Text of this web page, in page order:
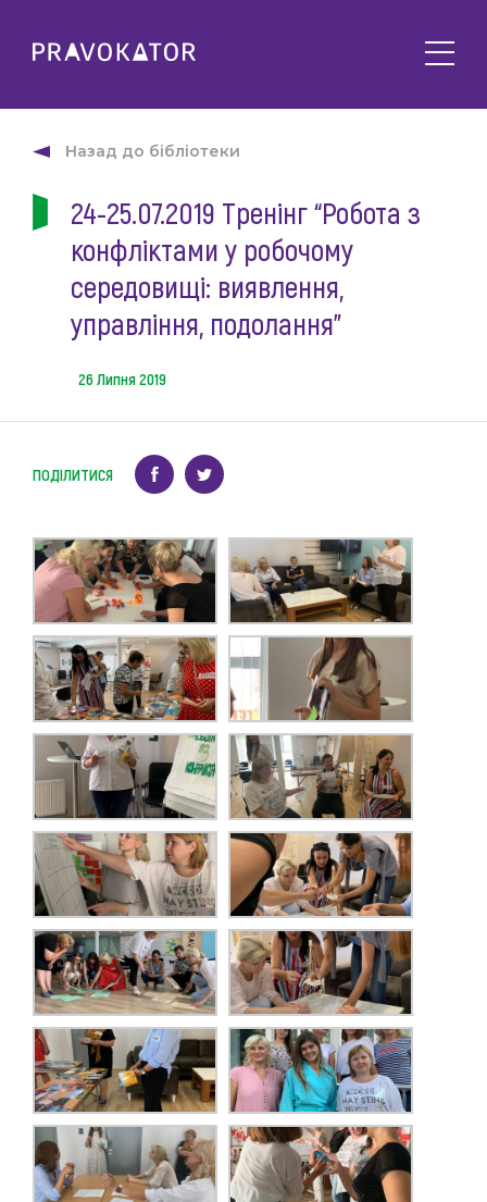
Про клуб
PRAVOKATOR.Київ
PRAVOKATOR.Одеса
Напрямки діяльності
Заходи
Майбутні
Новини
Події
Статті
Напрацювання та продукти
Назад до бібліотеки
24-25.07.2019 Тренінг “Робота з
конфліктами у робочому
середовищі: виявлення,
управління, подолання”
26 Липня 2019
ПОДІЛИТИСЯ